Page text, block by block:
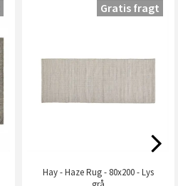
Hay - Haze Rug - 80x200 - Lys
Gratis fragt